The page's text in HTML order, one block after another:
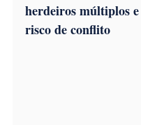
herdeiros múltiplos e
risco de conflito